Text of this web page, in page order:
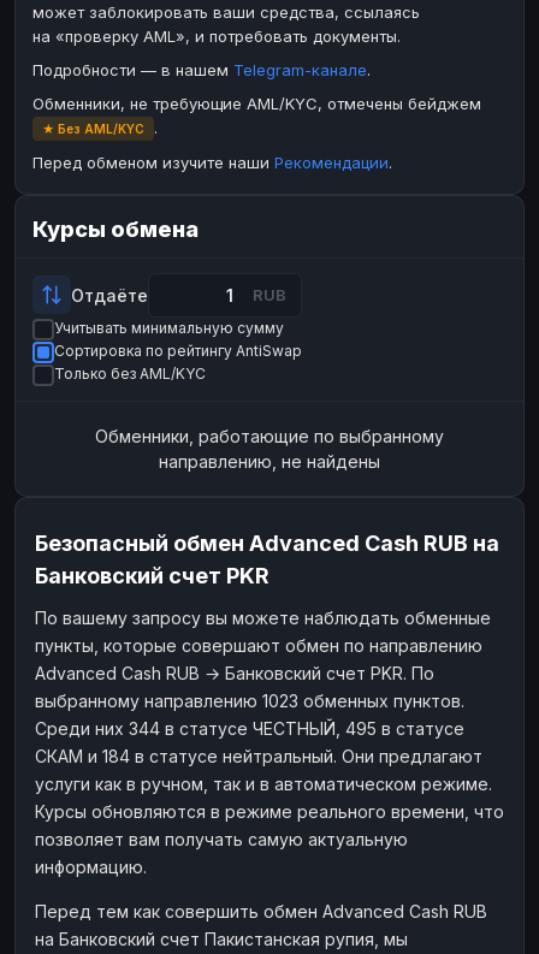
Ripple XRP Ripple
Paxum USD
Perfect Money
Payoneer USD
ЮMoney RUB
Paxum
Payoneer
ЮMoney
БАЛАНСЫ КРИПТОБИРЖ
Binance
RUB СБЕР
ДЕНЕЖНЫЕ ПЕРЕВОДЫ
ЗК USD
WU USD
ЗК
WU
НАЛИЧНЫЕ ДЕНЬГИ
Наличные
Наличные USD
Наличные
Наличные
может заблокировать ваши средства, ссылаясь
на «проверку AML», и потребовать документы.
Подробности — в нашем Telegram-канале.
Обменники, не требующие AML/KYC, отмечены бейджем
★ Без AML/KYC
.
Перед обменом изучите наши Рекомендации.
Курсы обмена
Отдаёте RUB
Учитывать минимальную сумму
Сортировка по рейтингу AntiSwap
Только без AML/KYC
Обменники, работающие по выбранному
направлению, не найдены
Безопасный обмен Advanced Cash RUB на
Банковский счет PKR
По вашему запросу вы можете наблюдать обменные
пункты, которые совершают обмен по направлению
Advanced Cash RUB → Банковский счет PKR. По
выбранному направлению 1023 обменных пунктов.
Среди них 344 в статусе ЧЕСТНЫЙ, 495 в статусе
СКАМ и 184 в статусе нейтральный. Они предлагают
услуги как в ручном, так и в автоматическом режиме.
Курсы обновляются в режиме реального времени, что
позволяет вам получать самую актуальную
информацию.
Перед тем как совершить обмен Advanced Cash RUB
на Банковский счет Пакистанская рупия, мы